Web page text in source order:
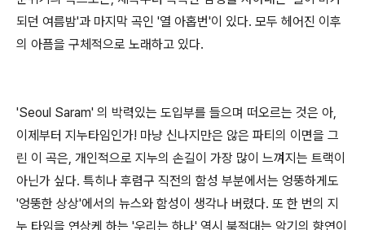
되던 여름밤'과 마지막 곡인 '열 아홉번'이 있다. 모두 헤어진 이후
의 아픔을 구체적으로 노래하고 있다.
'Seoul Saram' 의 박력있는 도입부를 들으며 떠오르는 것은 아,
이제부터 지누타임인가! 마냥 신나지만은 않은 파티의 이면을 그
린 이 곡은, 개인적으로 지누의 손길이 가장 많이 느껴지는 트랙이
아닌가 싶다. 특히나 후렴구 직전의 함성 부분에서는 엉뚱하게도
'엉뚱한 상상'에서의 뉴스와 함성이 생각나 버렸다. 또 한 번의 지
누 타임을 연상케 하는 '우리는 하나' 역시 북적대는 악기의 향연이